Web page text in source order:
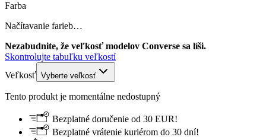
Farba
Načítavanie farieb…
Nezabudnite, že veľkosť modelov Converse sa líši.
Skontrolujte tabuľku veľkostí
Veľkosť Vyberte veľkosť
Tento produkt je momentálne nedostupný
Bezplatné doručenie od 30 EUR!
Bezplatné vrátenie kuriérom do 30 dní!